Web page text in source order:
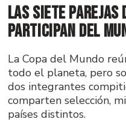
Las siete parejas
participan del
La Copa del Mundo
todo el planeta, pero
dos integrantes
comparten selección,
países distintos.